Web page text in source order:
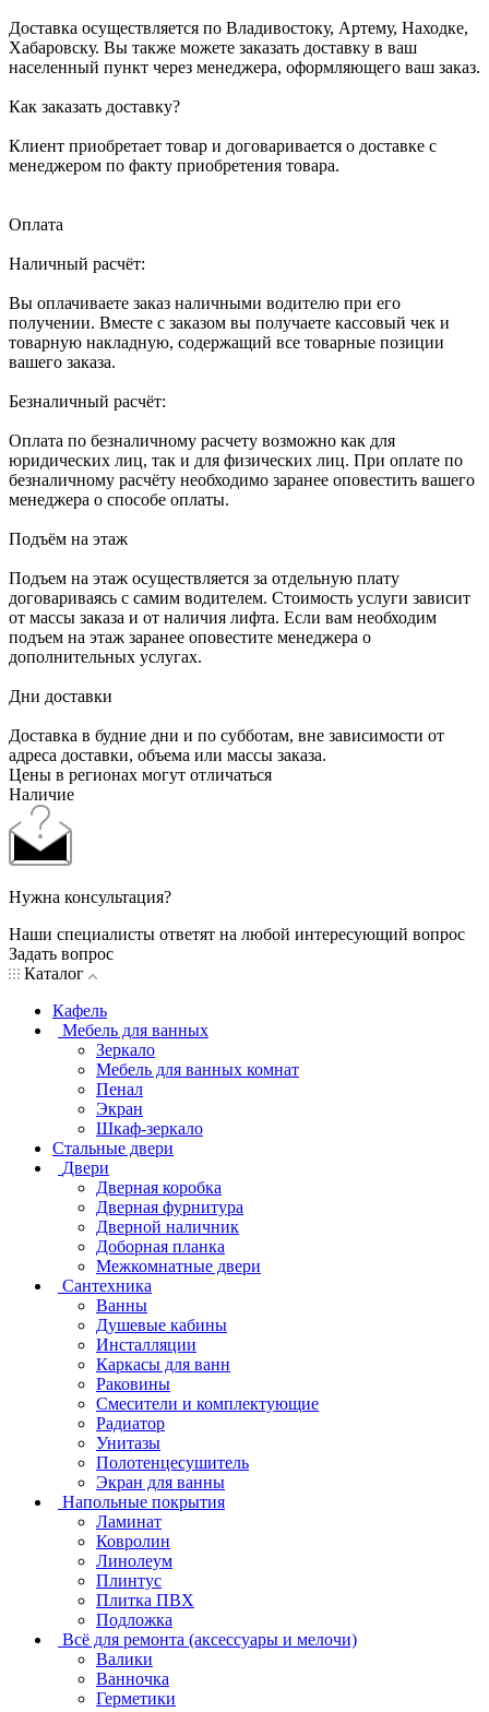
Доставка осуществляется по Владивостоку, Артему, Находке,
Хабаровску. Вы также можете заказать доставку в ваш
населенный пункт через менеджера, оформляющего ваш заказ.
Как заказать доставку?
Клиент приобретает товар и договаривается о доставке с
менеджером по факту приобретения товара.
Оплата
Наличный расчёт:
Вы оплачиваете заказ наличными водителю при его
получении. Вместе с заказом вы получаете кассовый чек и
товарную накладную, содержащий все товарные позиции
вашего заказа.
Безналичный расчёт:
Оплата по безналичному расчету возможно как для
юридических лиц, так и для физических лиц. При оплате по
безналичному расчёту необходимо заранее оповестить вашего
менеджера о способе оплаты.
Подъём на этаж
Подъем на этаж осуществляется за отдельную плату
договариваясь с самим водителем. Стоимость услуги зависит
от массы заказа и от наличия лифта. Если вам необходим
подъем на этаж заранее оповестите менеджера о
дополнительных услугах.
Дни доставки
Доставка в будние дни и по субботам, вне зависимости от
адреса доставки, объема или массы заказа.
Цены в регионах могут отличаться
Наличие
Нужна консультация?
Наши специалисты ответят на любой интересующий вопрос
Задать вопрос
Каталог
Кафель
Мебель для ванных
Зеркало
Мебель для ванных комнат
Пенал
Экран
Шкаф-зеркало
Стальные двери
Двери
Дверная коробка
Дверная фурнитура
Дверной наличник
Доборная планка
Межкомнатные двери
Сантехника
Ванны
Душевые кабины
Инсталляции
Каркасы для ванн
Раковины
Смесители и комплектующие
Радиатор
Унитазы
Полотенцесушитель
Экран для ванны
Напольные покрытия
Ламинат
Ковролин
Линолеум
Плинтус
Плитка ПВХ
Подложка
Всё для ремонта (аксессуары и мелочи)
Валики
Ванночка
Герметики